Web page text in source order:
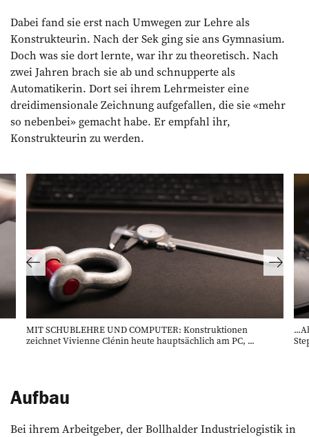
Dabei fand sie erst nach Umwegen zur Lehre als
Konstrukteurin. Nach der Sek ging sie ans Gymnasium.
Doch was sie dort lernte, war ihr zu theoretisch. Nach
zwei Jahren brach sie ab und schnupperte als
Automatikerin. Dort sei ihrem Lehrmeister eine
dreidimensionale Zeichnung aufgefallen, die sie «mehr
so nebenbei» gemacht habe. Er empfahl ihr,
Konstrukteurin zu werden.
MIT SCHUBLEHRE UND COMPUTER: Konstruktionen
zeichnet Vivienne Clénin heute ­hauptsächlich am PC, ...
Aufbau
Bei ihrem Arbeitgeber, der Bollhalder Industrielogistik in